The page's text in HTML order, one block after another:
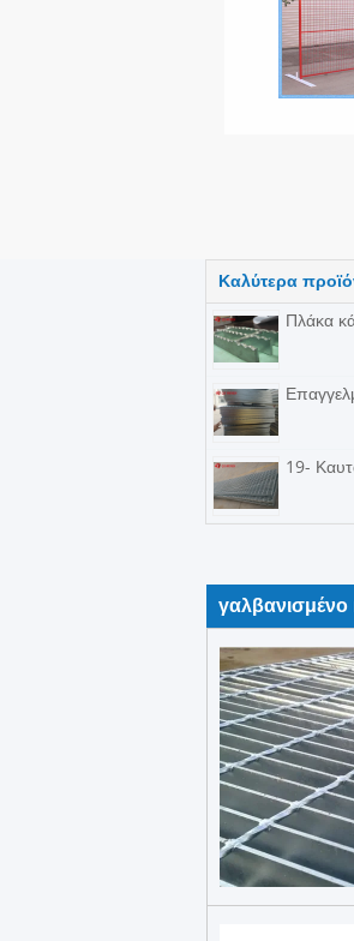
Καλύτερα
Πλάκα
19-